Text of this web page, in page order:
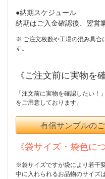
●納期スケジュール
納期はご入金確認後、翌営
※ ご注文枚数や工場の混み具合
す。
《ご注文前に実物を
「注文前に実物を確認したい
をご用意しております。
有償サンプルの
《袋サイズ・袋色に
※袋サイズですが袋により若干
中に入れられるお品物のサイズ